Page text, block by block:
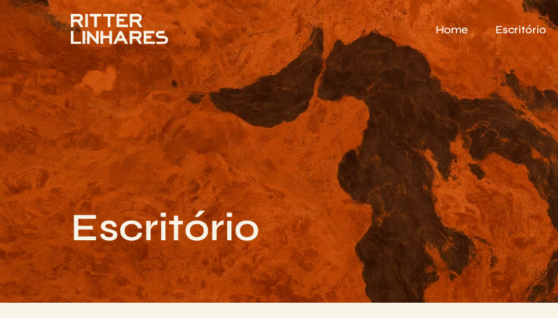
Home Escritório
Escritório